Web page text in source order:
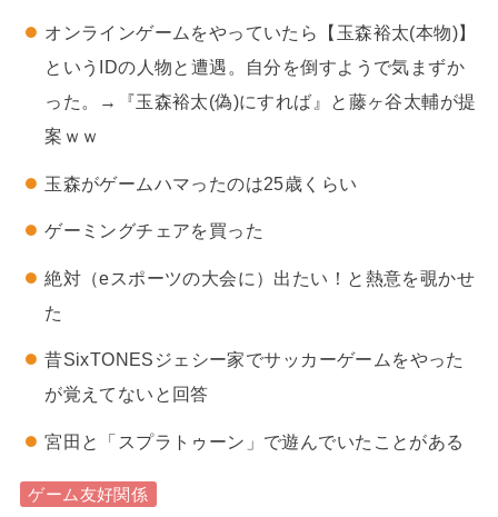
オンラインゲームをやっていたら【玉森裕太(本物)】
というIDの人物と遭遇。自分を倒すようで気まずか
った。→『玉森裕太(偽)にすれば』と藤ヶ谷太輔が提
案ｗｗ
玉森がゲームハマったのは25歳くらい
ゲーミングチェアを買った
絶対（eスポーツの大会に）出たい！と熱意を覗かせ
た
昔SixTONESジェシー家でサッカーゲームをやった
が覚えてないと回答
宮田と「スプラトゥーン」で遊んでいたことがある
ゲーム友好関係